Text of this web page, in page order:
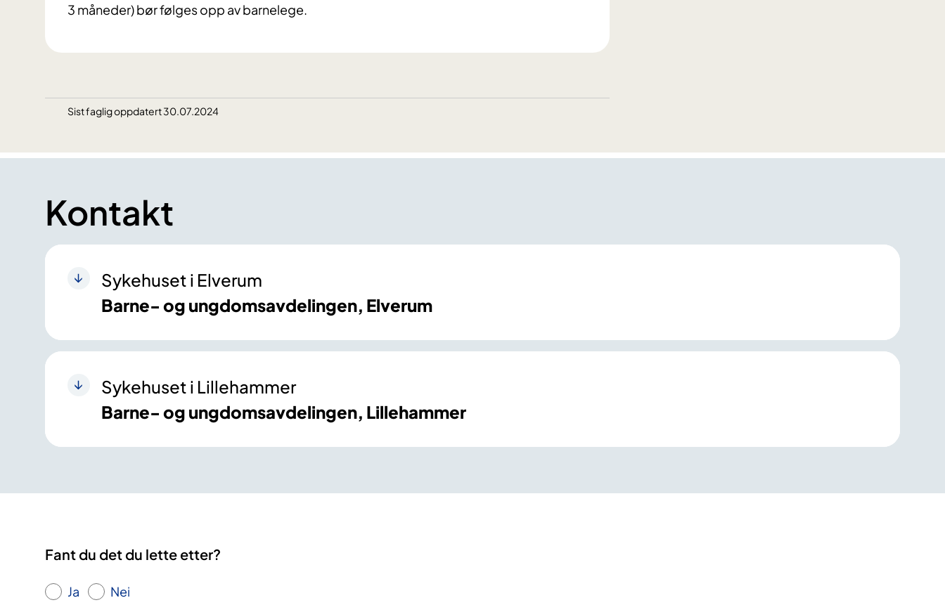
3 måneder) bør følges opp av barnelege.
Sist faglig oppdatert 30.07.2024
Kontakt
Sykehuset i Elverum
Barne- og ungdomsavdelingen, Elverum
Sykehuset i Lillehammer
Barne- og ungdomsavdelingen, Lillehammer
Fant du det du lette etter?
Ja Nei